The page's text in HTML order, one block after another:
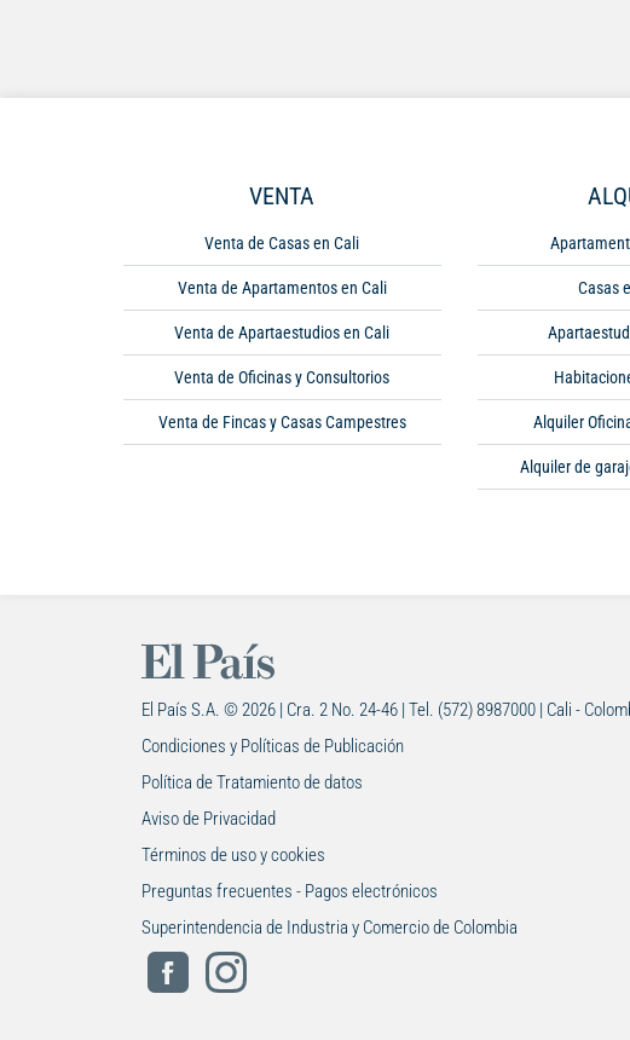
VENTA
Venta de Casas en Cali
Venta de Apartamentos en Cali
Venta de Apartaestudios en Cali
Venta de Oficinas y Consultorios
Venta de Fincas y Casas Campestres
Casas
Alquiler
Alquiler de
El País S.A. © 2026 | Cra. 2 No. 24-46 | Tel. (572) 8987000 | Cali -
Condiciones y Políticas de Publicación
Política de Tratamiento de datos
Aviso de Privacidad
Términos de uso y cookies
Preguntas frecuentes - Pagos electrónicos
Superintendencia de Industria y Comercio de Colombia